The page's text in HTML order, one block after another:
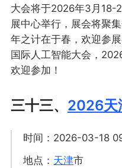
大会将于2026年3月18-
展中心举行，展会将聚
年之计在于春，欢迎参
国际人工智能大会，
欢迎参加！
三十三、 2026天
时间：2026-03-18
地点： 天津市